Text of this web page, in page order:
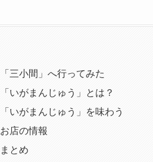
「三小間」へ行ってみた
「いがまんじゅう」とは？
「いがまんじゅう」を味わう
お店の情報
まとめ